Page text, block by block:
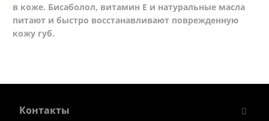
в коже. Бисаболол, витамин Е и натуральные масла
питают и быстро восстанавливают поврежденную
кожу губ.
Контакты